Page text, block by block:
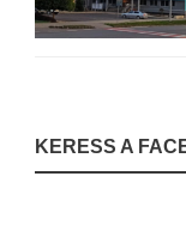
KERESS A